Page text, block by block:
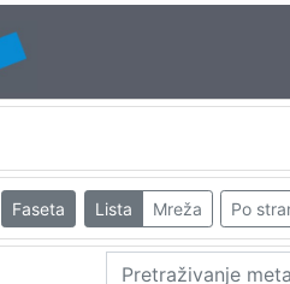
Faseta Lista Mreža Po